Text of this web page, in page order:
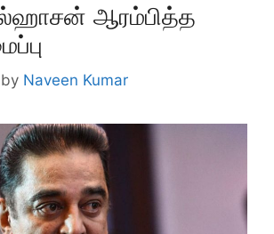
ஆரம்பித்த
by Naveen Kumar